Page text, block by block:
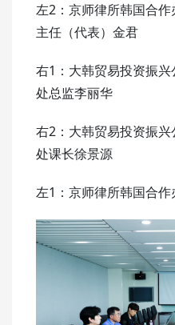
左2：京师律所韩国合
主任（代表）金君
右1：大韩贸易投资振
处总监李丽华
右2：大韩贸易投资振
处课长徐景源
左1：京师律所韩国合